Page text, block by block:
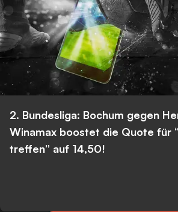
2. Bundesliga: Bochum gegen
Winamax boostet die Quote für
treffen” auf 14,50!